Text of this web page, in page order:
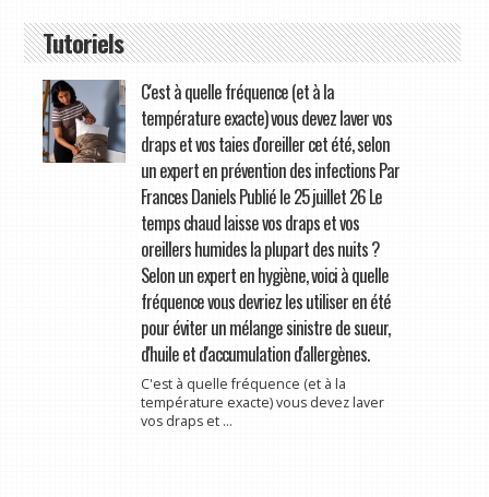
Tutoriels
C'est à quelle fréquence (et à la
température exacte) vous devez laver vos
draps et vos taies d'oreiller cet été, selon
un expert en prévention des infections Par
Frances Daniels Publié le 25 juillet 26 Le
temps chaud laisse vos draps et vos
oreillers humides la plupart des nuits ?
Selon un expert en hygiène, voici à quelle
fréquence vous devriez les utiliser en été
pour éviter un mélange sinistre de sueur,
d'huile et d'accumulation d'allergènes.
C'est à quelle fréquence (et à la
température exacte) vous devez laver
vos draps et ...